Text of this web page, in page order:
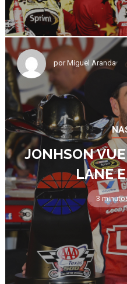
porMiguel Aranda
JONHSON
LANE
3